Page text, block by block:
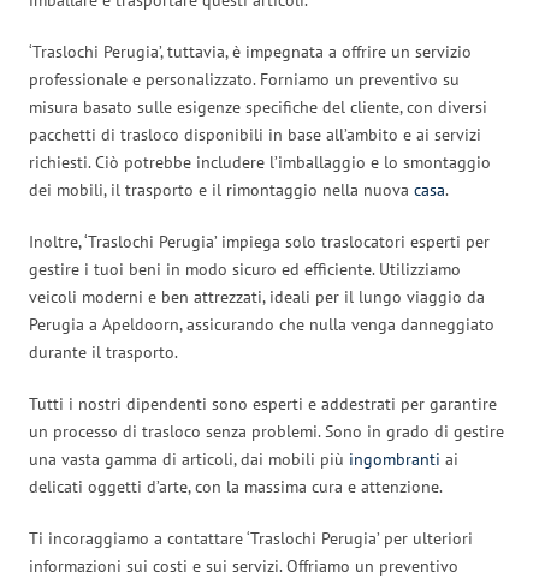
‘Traslochi Perugia’, tuttavia, è impegnata a offrire un servizio
professionale e personalizzato. Forniamo un preventivo su
misura basato sulle esigenze specifiche del cliente, con diversi
pacchetti di trasloco disponibili in base all’ambito e ai servizi
richiesti. Ciò potrebbe includere l’imballaggio e lo smontaggio
dei mobili, il trasporto e il rimontaggio nella nuova casa.
Inoltre, ‘Traslochi Perugia’ impiega solo traslocatori esperti per
gestire i tuoi beni in modo sicuro ed efficiente. Utilizziamo
veicoli moderni e ben attrezzati, ideali per il lungo viaggio da
Perugia a Apeldoorn, assicurando che nulla venga danneggiato
durante il trasporto.
Tutti i nostri dipendenti sono esperti e addestrati per garantire
un processo di trasloco senza problemi. Sono in grado di gestire
una vasta gamma di articoli, dai mobili più ingombranti ai
delicati oggetti d’arte, con la massima cura e attenzione.
Ti incoraggiamo a contattare ‘Traslochi Perugia’ per ulteriori
informazioni sui costi e sui servizi. Offriamo un preventivo